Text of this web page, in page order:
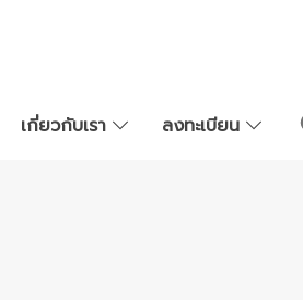
เกี่ยวกับเรา ลงทะเบียน